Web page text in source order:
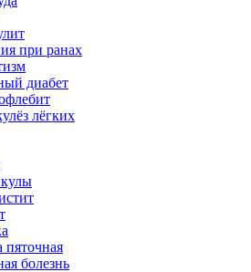
при ранах
диабет
лёгких
болезнь